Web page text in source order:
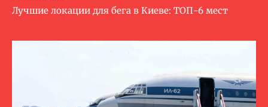
Лучшие локации для бега в Киеве: ТОП-6 мест